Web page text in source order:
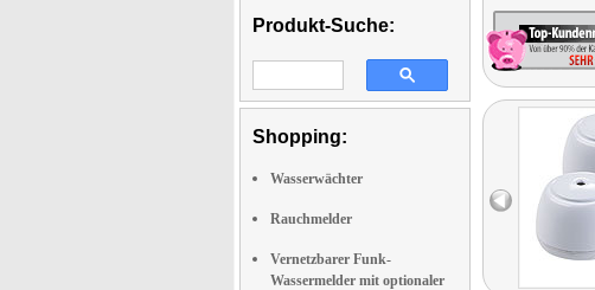
Produkt-Suche:
Shopping:
Wasserwächter
Rauchmelder
Vernetzbarer Funk-
Wassermelder mit optionaler